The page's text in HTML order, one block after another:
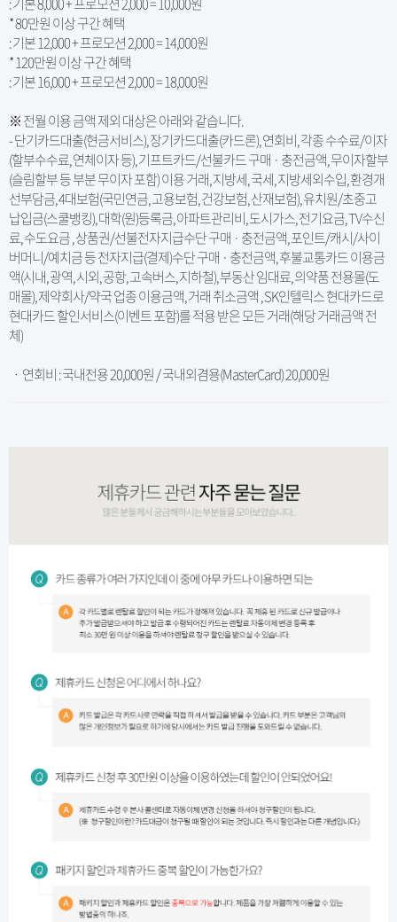
* 80만원 이상 구간 혜택
: 기본 12,000 + 프로모션 2,000 = 14,000원
* 120만원 이상 구간 혜택
: 기본 16,000 + 프로모션 2,000 = 18,000원
※ 전월 이용 금액 제외 대상은 아래와 같습니다.
- 단기카드대출(현금서비스), 장기카드대출(카드론), 연회비, 각종 수수료/이자
(할부수수료, 연체이자 등), 기프트카드/선불카드 구매 · 충전금액, 무이자할부
(슬림할부 등 부분 무이자 포함) 이용 거래, 지방세, 국세, 지방세외수입, 환경개
선부담금, 4대보험(국민연금, 고용보험, 건강보험, 산재보험), 유치원/초중고
납입금(스쿨뱅킹), 대학(원)등록금, 아파트관리비, 도시가스, 전기요금, TV수신
료, 수도요금 , 상품권/선불전자지급수단 구매 · 충전금액, 포인트/캐시/사이
버머니/예치금 등 전자지급(결제)수단 구매 · 충전금액, 후불교통카드 이용금
액(시내, 광역, 시외, 공항, 고속버스, 지하철), 부동산 임대료, 의약품 전용몰(도
매몰), 제약회사/약국 업종 이용금액, 거래 취소금액 , SK인텔릭스 현대카드로
현대카드 할인서비스(이벤트 포함)를 적용 받은 모든 거래(해당 거래금액 전
체)
ㆍ 연회비 : 국내전용 20,000원 / 국내외겸용(MasterCard) 20,000원